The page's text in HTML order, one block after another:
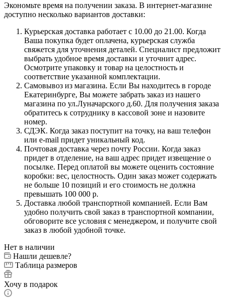
Экономьте время на получении заказа. В интернет-магазине
доступно несколько вариантов доставки:
Курьерская доставка работает с 10.00 до 21.00. Когда
Ваша покупка будет оплачена, курьерская служба
свяжется для уточнения деталей. Специалист предложит
выбрать удобное время доставки и уточнит адрес.
Осмотрите упаковку и товар на целостность и
соответствие указанной комплектации.
Самовывоз из магазина. Если Вы находитесь в городе
Екатеринбурге, Вы можете забрать заказ из нашего
магазина по ул.Луначарского д.60. Для получения заказа
обратитесь к сотруднику в кассовой зоне и назовите
номер.
СДЭК. Когда заказ поступит на точку, на ваш телефон
или e-mail придет уникальный код.
Почтовая доставка через почту России. Когда заказ
придет в отделение, на ваш адрес придет извещение о
посылке. Перед оплатой вы можете оценить состояние
коробки: вес, целостность. Один заказ может содержать
не больше 10 позиций и его стоимость не должна
превышать 100 000 р.
Доставка любой транспортной компанией. Если Вам
удобно получить свой заказ в транспортной компании,
обговорите все условия с менеджером, и получите свой
заказ в любой удобной точке.
Нет в наличии
Нашли дешевле?
Таблица размеров
Хочу в подарок